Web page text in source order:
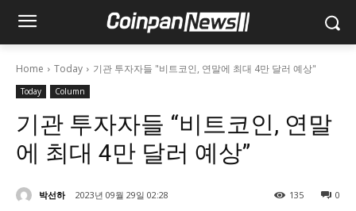
Home Today 기관 투자자들 "비트코인, 연말에 최대 4만 달러 예상"
Today Column
기관 투자자들 “비트코인, 연말
에 최대 4만 달러 예상”
박선하 2023년 09월 29일 02:28 0
135